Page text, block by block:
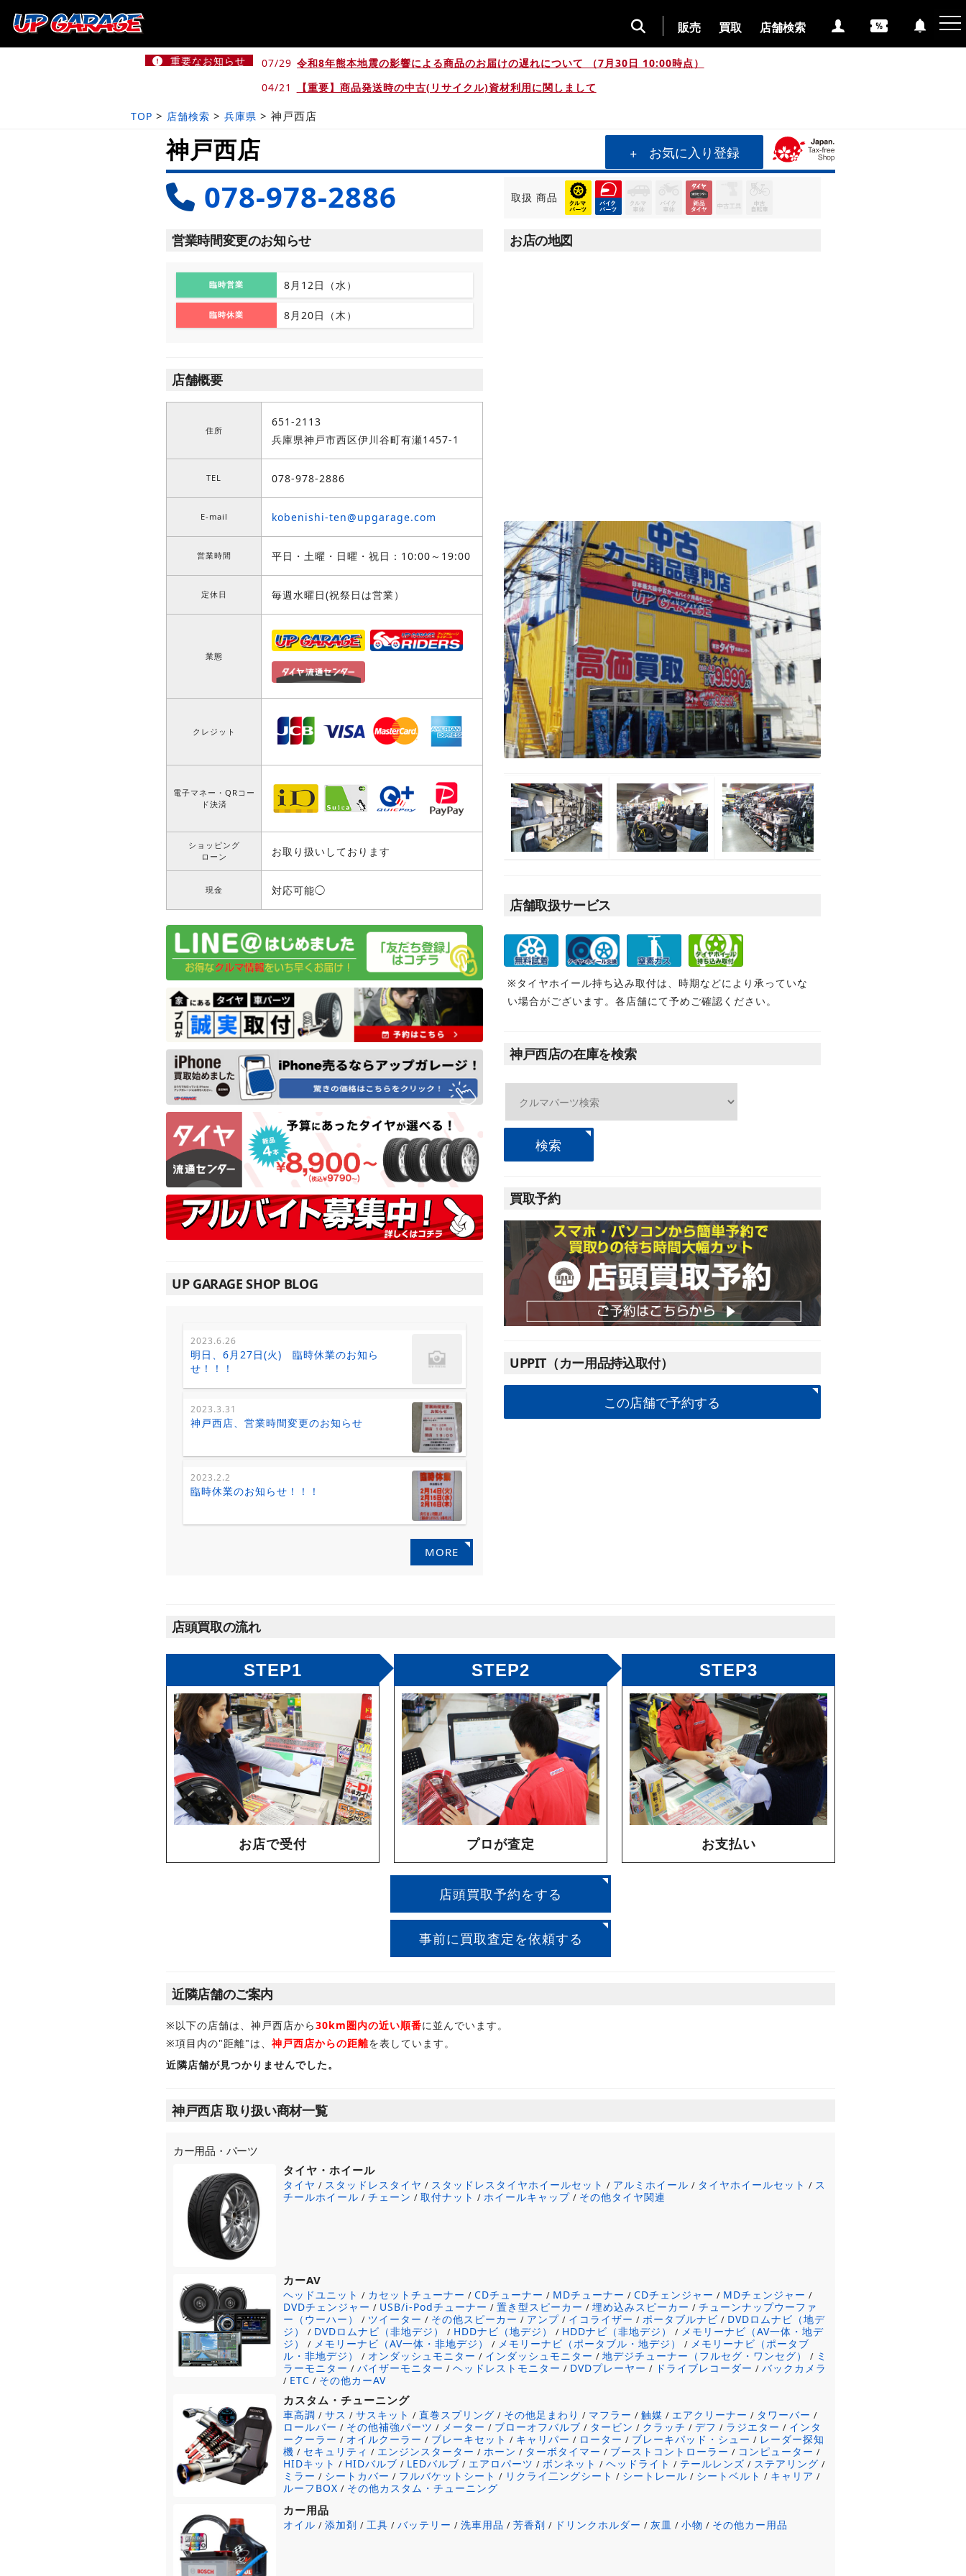
販売 買取 店舗検索
重要なお知らせ 07/29 令和8年熊本地震の影響による商品のお届けの遅れについて （7月30日 10:00時点）
04/21
【重要】商品発送時の中古(リサイクル)資材利用に関しまして
TOP > 店舗検索 > 兵庫県 > 神戸西店
神戸西店
078-978-2886
お気に入り登録
取扱 商品
営業時間変更のお知らせ
臨時営業 8月12日（水）
臨時休業 8月20日（木）
店舗概要
住所
651-2113
兵庫県神戸市西区伊川谷町有瀬1457-1
TEL 078-978-2886
E-mail kobenishi-ten@upgarage.com
営業時間 平日・土曜・日曜・祝日：10:00～19:00
定休日 毎週水曜日(祝祭日は営業）
業態
クレジット
電子マネー・QRコー
ド決済
ショッピング
ローン
お取り扱いしております
現金 対応可能◯
UP GARAGE SHOP BLOG
2023.6.26
明日、6月27日(火) 臨時休業のお知ら
せ！！！
2023.3.31
神戸西店、営業時間変更のお知らせ
2023.2.2
臨時休業のお知らせ！！！
MORE
お店の地図
店舗取扱サービス
※タイヤホイール持ち込み取付は、時期などにより承っていな
い場合がございます。各店舗にて予めご確認ください。
神戸西店の在庫を検索
検索
買取予約
UPPIT（カー用品持込取付）
この店舗で予約する
店頭買取の流れ
STEP1
お店で受付
STEP2
プロが査定
STEP3
お支払い
店頭買取予約をする
事前に買取査定を依頼する
近隣店舗のご案内
※以下の店舗は、神戸西店から30km圏内の近い順番に並んでいます。
※項目内の"距離"は、 神戸西店からの距離を表しています。
近隣店舗が見つかりませんでした。
神戸西店 取り扱い商材一覧
カー用品・パーツ
タイヤ・ホイール
タイヤ / スタッドレスタイヤ / スタッドレスタイヤホイールセット / アルミホイール / タイヤホイールセット / ス
チールホイール /チェーン /取付ナット /ホイールキャップ / その他タイヤ関連
カーAV
ヘッドユニット / カセットチューナー /CDチューナー / MDチューナー /CDチェンジャー / MDチェンジャー /
DVDチェンジャー / USB/i-Podチューナー /置き型スピーカー /埋め込みスピーカー /チューンナップウーファ
ー（ウーハー）
/ ツイーター / その他スピーカー / アンプ / イコライザー /ポータブルナビ / DVDロムナビ（地デ
ジ）
/ DVDロムナビ（非地デジ） / HDDナビ（地デジ） / HDDナビ（非地デジ） / メモリーナビ（AV一体・地デ
ジ）
/ メモリーナビ（AV一体・非地デジ） / メモリーナビ（ポータブル・地デジ） / メモリーナビ（ポータブ
ル・非地デジ）
/ オンダッシュモニター / インダッシュモニター /地デジチューナー（フルセグ・ワンセグ） / ミ
ラーモニター /バイザーモニター /ヘッドレストモニター / DVDプレーヤー / ドライブレコーダー /バックカメラ
/ ETC / その他カーAV
カスタム・チューニング
車高調 /サス /サスキット /直巻スプリング / その他足まわり / マフラー /触媒 / エアクリーナー / タワーバー /
ロールバー / その他補強パーツ / メーター / ブローオフバルブ / タービン / クラッチ /デフ / ラジエター / インタ
ークーラー / オイルクーラー / ブレーキセット / キャリパー / ローター / ブレーキパッド・シュー / レーダー探知
機 / セキュリティ / エンジンスターター /ホーン / ターボタイマー / ブーストコントローラー / コンピューター /
HIDキット / HIDバルブ / LEDバルブ / エアロパーツ /ボンネット /ヘッドライト / テールレンズ / ステアリング /
ミラー / シートカバー / フルバケットシート / リクライ二ングシート / シートレール / シートベルト / キャリア /
ルーフBOX / その他カスタム・チューニング
カー用品
オイル /添加剤 /工具 /バッテリー /洗車用品 /芳香剤 / ドリンクホルダー /灰皿 /小物 / その他カー用品